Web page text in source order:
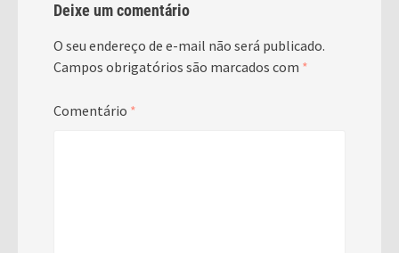
Deixe um comentário
O seu endereço de e-mail não será publicado.
Campos obrigatórios são marcados com *
Comentário *